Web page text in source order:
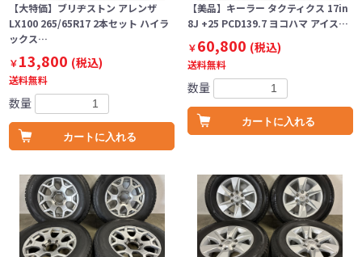
【大特価】ブリヂストン アレンザ
LX100 265/65R17 2本セット ハイラ
ックス…
￥13,800 (税込)
送料無料
数量
カートに入れる
【美品】キーラー タクティクス 17in
8J +25 PCD139.7 ヨコハマ アイス…
￥60,800 (税込)
送料無料
数量
カートに入れる